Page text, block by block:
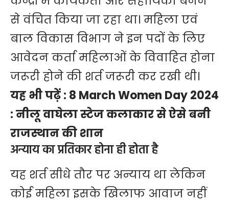
से वंचित किया जा रहा था। महिला एवं
बाल विकास विभाग ने इन पदों के लिए
आवेदन कर्ता महिलाओं के विवाहित होना
जरूरी होने की शर्त जरूरी कर रखी थी।
यह भी पढ़ें : 8 March Women Day 2024
: नीलू वाघेला स्टेज कलाकार से ऐसे बनी
राजस्थान की शान
अन्याय का प्रतिकार होना ही होता है
यह शर्त सीधे तौर पर अन्याय था लेकिन
कोई महिला इसके खिलाफ आवाज नहीं